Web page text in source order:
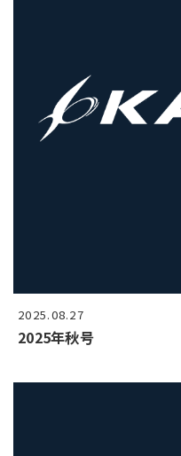
2025.08.27
2025年秋号